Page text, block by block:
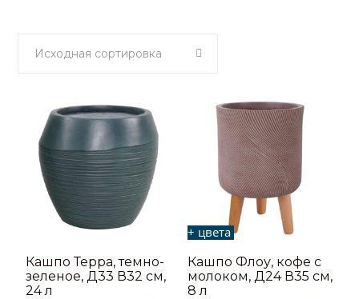
Исходная сортировка
Кашпо Терра, темно-
зеленое, Д33 В32 см,
24 л
+ цвета
Кашпо Флоу, кофе с
молоком, Д24 В35 см,
8 л